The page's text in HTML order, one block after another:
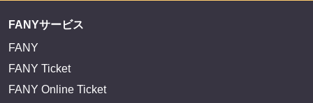
FANYサービス
FANY
FANY Ticket
FANY Online Ticket